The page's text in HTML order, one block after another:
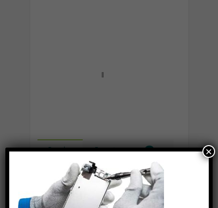
Popular Recent
Lipolaser, cos’è, come funziona e
quali sono le controindicazioni
Novembre 14th, 2018
×